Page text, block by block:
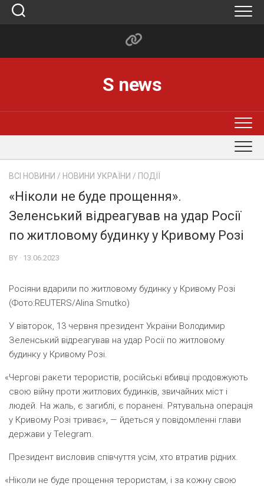
Skip
S news
ВСІ НОВИНИ / НОВИНИ УКРАЇНИ / ПОДІЇ
«Ніколи не буде прощення».
Зеленський відреагував на удар Росії
по житловому будинку у Кривому Розі
BY · 13.06.2023
Росіяни вдарили по житловому будинку у Кривому Розі
(Фото:REUTERS/Alina Smutko)
У вівторок, 13 червня президент України Володимир
Зеленський відреагував на удар Росії по житловому
будинку у Кривому Розі.
«Чергові ракети терористів, російські вбивці продовжують
свою війну проти житлових будинків, звичайних міст і
людей. На жаль, є загиблі, є поранені. Рятувальна операція
у Кривому Розі триває», — йдеться у повідомленні глави
держави у Telegram.
Президент висловив співчуття усім, хто втратив рідних.
«Ніколи не буде прощення терористам, і за кожну свою